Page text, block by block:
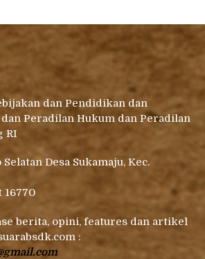
dan Pendidikan dan
Peradilan Hukum dan Peradilan
RI
Desa Sukamaju, Kec.
16770
berita, opini, features dan artikel
: